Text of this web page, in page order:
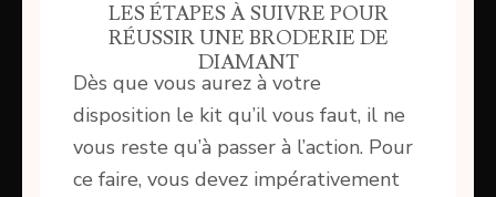
LES ÉTAPES À SUIVRE POUR
RÉUSSIR UNE BRODERIE DE
DIAMANT
Dès que vous aurez à votre
disposition le kit qu’il vous faut, il ne
vous reste qu’à passer à l’action. Pour
ce faire, vous devez impérativement